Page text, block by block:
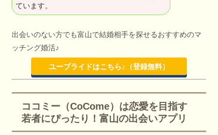
ています。
出会いのない方でも富山で結婚相手を探せるおすすめのマ
ッチング婚活♪
ユーブライドはこちら♪（登録無料）
ココミー（CoCome）は恋愛を目指す
若者にぴったり！富山の出会いアプリ